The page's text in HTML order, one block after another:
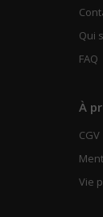
Qui
FAQ
À
CGV
Vie